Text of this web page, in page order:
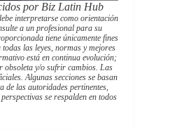
por Biz Latin Hub
interpretarse como orientación
a un profesional para su
tiene únicamente fines
las leyes, normas y mejores
está en continua evolución;
obsoleta y/o sufrir cambios. Las
Algunas secciones se basan
de las autoridades pertinentes,
se respalden en todos